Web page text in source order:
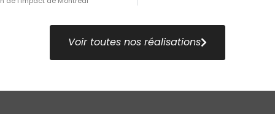
Voir toutes nos réalisations